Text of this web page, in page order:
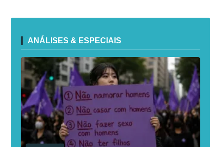
ANÁLISES & ESPECIAIS